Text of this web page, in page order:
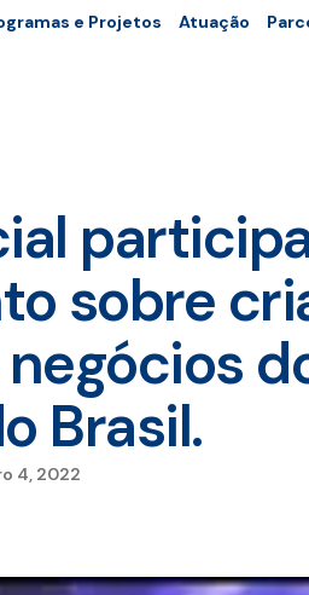
e Projetos Atuação
sobre
Brasil.
4, 2022